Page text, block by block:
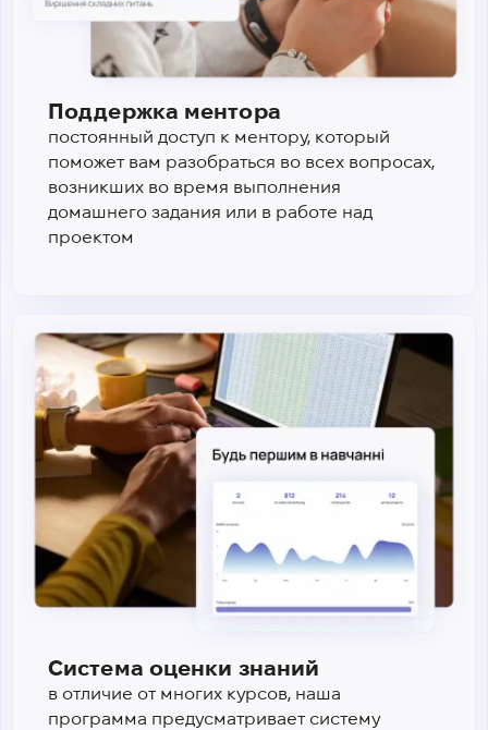
Поддержка ментора
постоянный доступ к ментору, который
поможет вам разобраться во всех вопросах,
возникших во время выполнения
домашнего задания или в работе над
проектом
Система оценки знаний
в отличие от многих курсов, наша
программа предусматривает систему